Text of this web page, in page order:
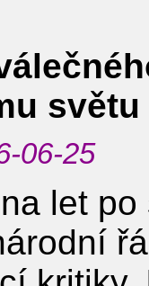
světu
06-25
let